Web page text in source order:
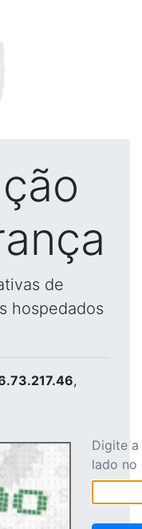
de
hospedados
,
Digite
lado no